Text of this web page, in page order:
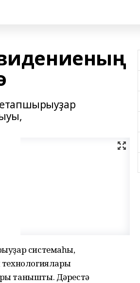
системаһы,
танышты. Дәрестә